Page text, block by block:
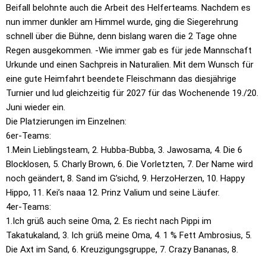
Beifall belohnte auch die Arbeit des Helferteams. Nachdem es
nun immer dunkler am Himmel wurde, ging die Siegerehrung
schnell über die Bühne, denn bislang waren die 2 Tage ohne
Regen ausgekommen. -Wie immer gab es für jede Mannschaft
Urkunde und einen Sachpreis in Naturalien. Mit dem Wunsch für
eine gute Heimfahrt beendete Fleischmann das diesjährige
Turnier und lud gleichzeitig für 2027 für das Wochenende 19./20.
Juni wieder ein.
Die Platzierungen im Einzelnen:
6er-Teams:
1.Mein Lieblingsteam, 2. Hubba-Bubba, 3. Jawosama, 4. Die 6
Blocklosen, 5. Charly Brown, 6. Die Vorletzten, 7. Der Name wird
noch geändert, 8. Sand im G’sichd, 9. HerzoHerzen, 10. Happy
Hippo, 11. Kei’s naaa 12. Prinz Valium und seine Läufer.
4er-Teams:
1.Ich grüß auch seine Oma, 2. Es riecht nach Pippi im
Takatukaland, 3. Ich grüß meine Oma, 4. 1 % Fett Ambrosius, 5.
Die Axt im Sand, 6. Kreuzigungsgruppe, 7. Crazy Bananas, 8.